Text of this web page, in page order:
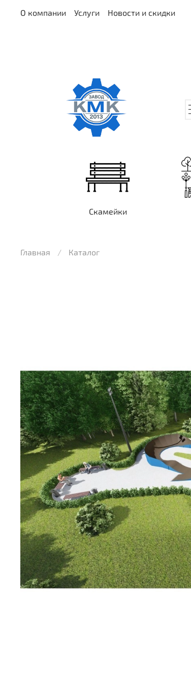
О компании Услуги Новости и скидки
Скамейки
Главная Каталог